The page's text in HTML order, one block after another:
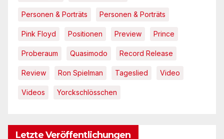
Personen & Porträts Personen & Porträts
Pink Floyd Positionen Preview Prince
Proberaum Quasimodo Record Release
Review Ron Spielman Tageslied Video
Videos Yorckschlösschen
Letzte Veröffentlichungen